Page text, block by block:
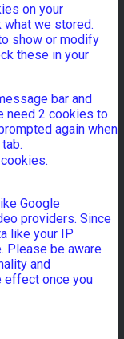
on your
what we stored.
show or modify
these in your
bar and
need 2 cookies to
again when
Google
providers. Since
like your IP
Please be aware
and
effect once you